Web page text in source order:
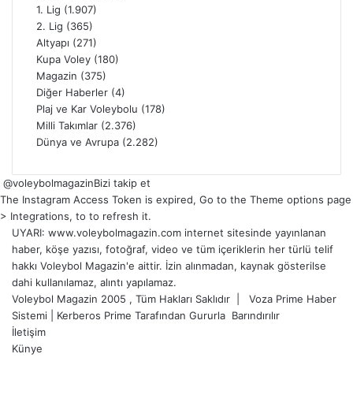
1. Lig (1.907)
2. Lig (365)
Altyapı (271)
Kupa Voley (180)
Magazin (375)
Diğer Haberler (4)
Plaj ve Kar Voleybolu (178)
Milli Takımlar (2.376)
Dünya ve Avrupa (2.282)
@voleybolmagazinBizi takip et
The Instagram Access Token is expired, Go to the Theme options page
> Integrations, to to refresh it.
UYARI: www.voleybolmagazin.com internet sitesinde yayınlanan
haber, köşe yazısı, fotoğraf, video ve tüm içeriklerin her türlü telif
hakkı Voleybol Magazin'e aittir. İzin alınmadan, kaynak gösterilse
dahi kullanılamaz, alıntı yapılamaz.
Voleybol Magazin 2005 , Tüm Hakları Saklıdır | Voza Prime Haber
Sistemi
Kerberos Prime Tarafından Gururla Barındırılır
İletişim
Künye